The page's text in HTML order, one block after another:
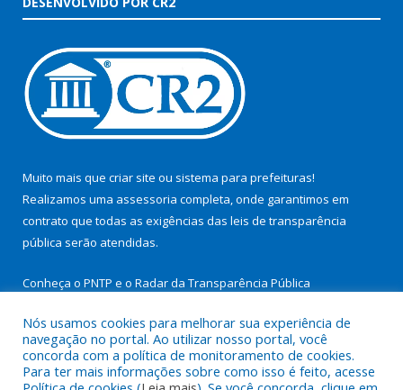
Muito mais que criar site ou sistema para prefeituras!
Realizamos uma assessoria completa, onde garantimos em
contrato que todas as exigências das leis de transparência
pública serão atendidas.
Conheça o PNTP e o Radar da Transparência Pública
Todos os direitos reservados a Prefeitura Municipal de São
Nós usamos cookies para melhorar sua experiência de
navegação no portal. Ao utilizar nosso portal, você
concorda com a política de monitoramento de cookies.
Para ter mais informações sobre como isso é feito, acesse